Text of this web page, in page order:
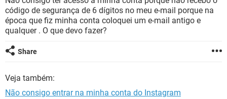
INSTAGRAM GMAIL
GUIA DE COMPRAS
OUTLOOK EXCEL
INSTAGRAM
GUIA DE COMPRAS
código de segurança de 6 dígitos no meu e-mail porque na
época que fiz minha conta coloquei um e-mail antigo e
qualquer . O que devo fazer?
Share
Veja também:
Não consigo entrar na minha conta do Instagram